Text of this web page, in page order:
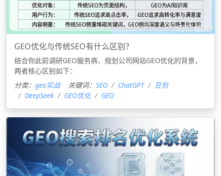
GEO优化与传统SEO有什么区别？
结合你此前调研GEO服务商、规划公司网站GEO优化的背景，
两者核心区别如下：
分类： geo实战 关键词： SEO ChatGPT
豆包
DeepSeek
GEO优化 ‌GEO